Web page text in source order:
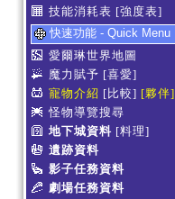
技能消耗表 [強度表]
快速功能 - Quick Menu
愛爾琳世界地圖
魔力賦予 [喜愛]
寵物介紹 [比較] [夥伴]
怪物導覽搜尋
地下城資料 [料理]
遺跡資料
影子任務資料
劇場任務資料